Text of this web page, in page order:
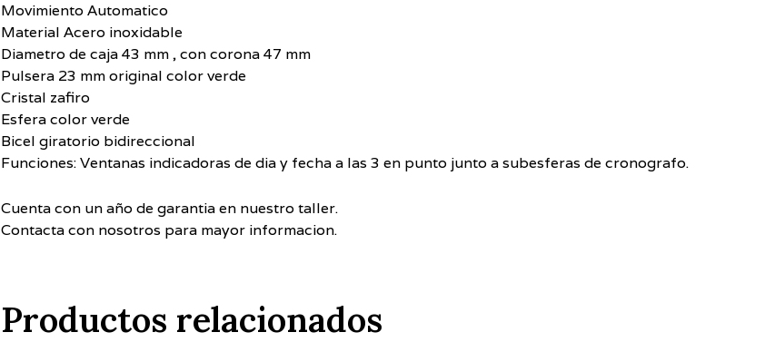
Movimiento Automatico
Material Acero inoxidable
Diametro de caja 43 mm , con corona 47 mm
Pulsera 23 mm original color verde
Cristal zafiro
Esfera color verde
Bicel giratorio bidireccional
Funciones: Ventanas indicadoras de dia y fecha a las 3 en punto junto a subesferas de cronografo.
Cuenta con un año de garantia en nuestro taller.
Contacta con nosotros para mayor informacion.
Productos relacionados